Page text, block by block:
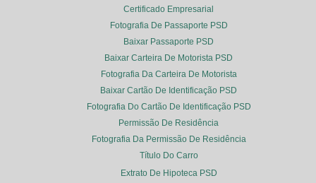
Certificado Empresarial
Fotografia De Passaporte PSD
Baixar Passaporte PSD
Baixar Carteira De Motorista PSD
Fotografia Da Carteira De Motorista
Baixar Cartão De Identificação PSD
Fotografia Do Cartão De Identificação PSD
Permissão De Residência
Fotografia Da Permissão De Residência
Título Do Carro
Extrato De Hipoteca PSD